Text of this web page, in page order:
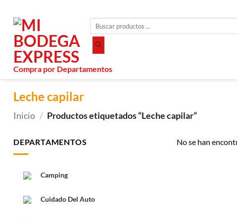
contenido
productos
Compra por Departamentos
Leche capilar
Inicio / Productos etiquetados “Leche capilar”
DEPARTAMENTOS
Camping
Cuidado Del Auto
No se han